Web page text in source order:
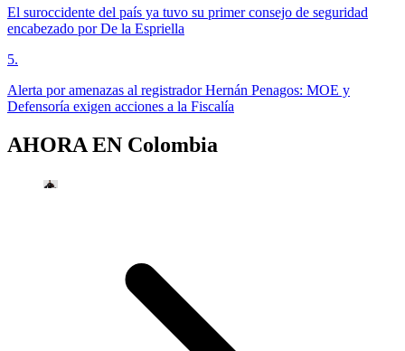
El suroccidente del país ya tuvo su primer consejo de seguridad
encabezado por De la Espriella
5.
Alerta por amenazas al registrador Hernán Penagos: MOE y
Defensoría exigen acciones a la Fiscalía
AHORA EN Colombia